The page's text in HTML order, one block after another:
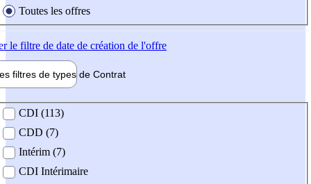
Toutes les offres
le filtre de date de création de l'offre
filtres de types de Contrat
contrat
CDI (113)
CDD (7)
Intérim (7)
CDI Intérimaire